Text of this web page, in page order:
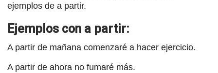
ejemplos de a partir.
Ejemplos con a partir:
A partir de mañana comenzaré a hacer ejercicio.
A partir de ahora no fumaré más.